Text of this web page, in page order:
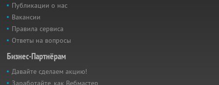
Публикации о нас
Вакансии
Правила сервиса
Ответы на вопросы
Бизнес-Партнёрам
Давайте сделаем акцию!
Заработайте, как Вебмастер